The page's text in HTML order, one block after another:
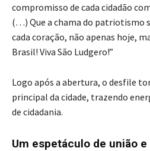
compromisso de cada cidadão
(…) Que a chama do patriotismo
cada coração, não apenas hoje,
Brasil! Viva São Ludgero!”
Logo após a abertura, o desfile
principal da cidade, trazendo
de cidadania.
Um espetáculo de união